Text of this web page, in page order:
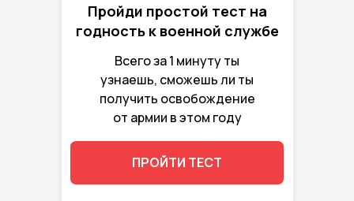
Всего за 1 минуту ты
узнаешь, сможешь ли ты
получить освобождение
от армии в этом году
Пройди простой тест на
годность к военной службе
ПРОЙТИ ТЕСТ